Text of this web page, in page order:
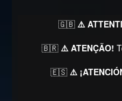
🇬🇧 ⚠️
🇧🇷 ⚠️ ATENÇÃO!
🇪🇸 ⚠️